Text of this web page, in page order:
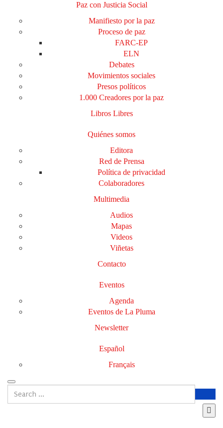
Paz con Justicia Social
Manifiesto por la paz
Proceso de paz
FARC-EP
ELN
Debates
Movimientos sociales
Presos políticos
1.000 Creadores por la paz
Libros Libres
Quiénes somos
Editora
Red de Prensa
Política de privacidad
Colaboradores
Multimedia
Audios
Mapas
Videos
Viñetas
Contacto
Eventos
Agenda
Eventos de La Pluma
Newsletter
Español
Français